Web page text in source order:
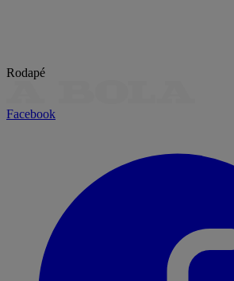
Rodapé
Facebook